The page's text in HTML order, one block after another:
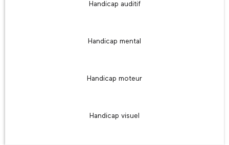
Handicap auditif
Handicap mental
Handicap moteur
Handicap visuel